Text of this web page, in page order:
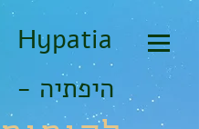
Hypatia
- היפתיה